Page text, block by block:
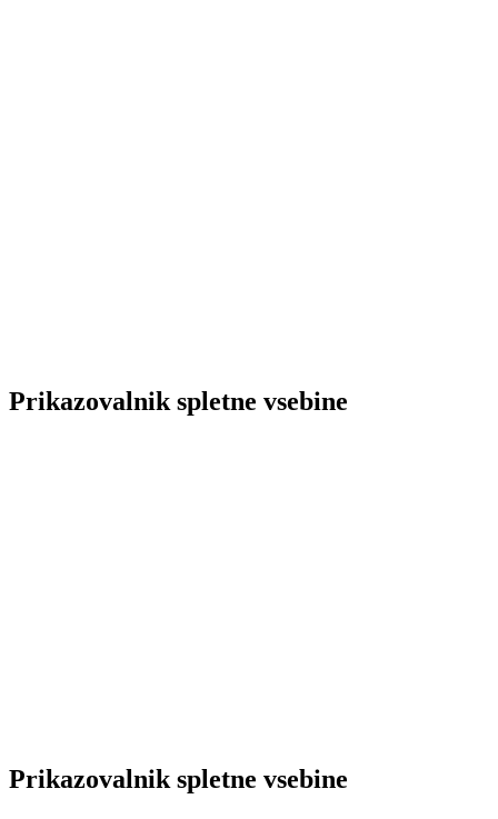
Prikazovalnik spletne vsebine
Prikazovalnik spletne vsebine